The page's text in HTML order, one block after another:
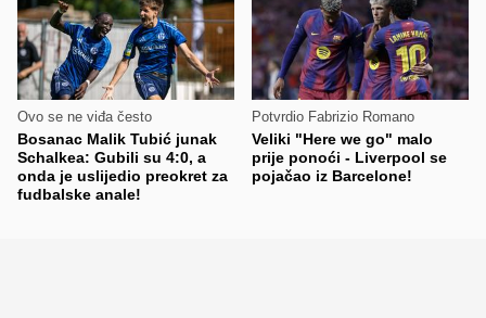
Ovo se ne viđa često
Bosanac Malik Tubić junak
Schalkea: Gubili su 4:0, a
onda je uslijedio preokret za
fudbalske anale!
Potvrdio Fabrizio Romano
Veliki "Here we go" malo
prije ponoći - Liverpool se
pojačao iz Barcelone!